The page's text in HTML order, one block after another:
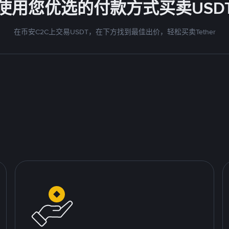
用您优选的付款方式买卖
在币安C2C上交易USDT，在下方找到最佳出价，轻松买卖Tether